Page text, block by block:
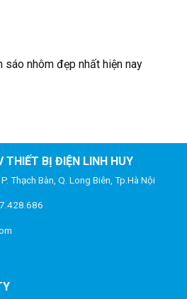
sáo nhôm đẹp nhất hiện nay
THIẾT BỊ ĐIỆN LINH HUY
Thạch Bàn, Q. Long Biên, Tp.Hà Nội